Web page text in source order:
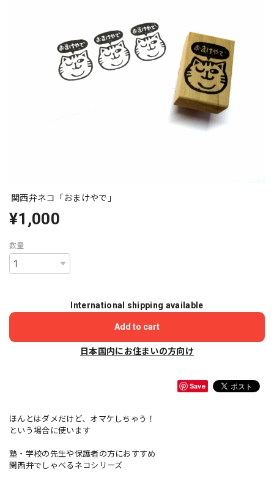
関西弁ネコ「おまけやで」
¥1,000
数量
International shipping available
Add to cart
日本国内にお住まいの方向け
Save
ほんとはダメだけど、オマケしちゃう！
という場合に使います
塾・学校の先生や保護者の方におすすめ
関西弁でしゃべるネコシリーズ